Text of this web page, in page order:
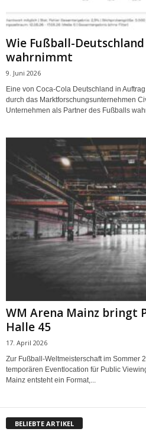
Wie Fußball-
wahrnimmt
9. Juni 2026
Eine von Coca-Cola Deutschland in
durch das Marktforschungsunternehmen
Unternehmen als Partner des Fußballs
WM Arena Mainz bringt
Halle 45
17. April 2026
Zur Fußball-Weltmeisterschaft im Sommer
temporären Eventlocation für Public
Mainz entsteht ein Format,...
BELIEBTE ARTIKEL